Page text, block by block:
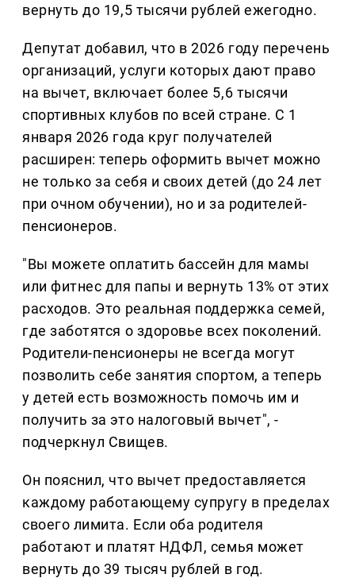
вернуть до 19,5 тысячи рублей ежегодно.
Депутат добавил, что в 2026 году перечень
организаций, услуги которых дают право
на вычет, включает более 5,6 тысячи
спортивных клубов по всей стране. С 1
января 2026 года круг получателей
расширен: теперь оформить вычет можно
не только за себя и своих детей (до 24 лет
при очном обучении), но и за родителей-
пенсионеров.
"Вы можете оплатить бассейн для мамы
или фитнес для папы и вернуть 13% от этих
расходов. Это реальная поддержка семей,
где заботятся о здоровье всех поколений.
Родители-пенсионеры не всегда могут
позволить себе занятия спортом, а теперь
у детей есть возможность помочь им и
получить за это налоговый вычет", -
подчеркнул Свищев.
Он пояснил, что вычет предоставляется
каждому работающему супругу в пределах
своего лимита. Если оба родителя
работают и платят НДФЛ, семья может
вернуть до 39 тысяч рублей в год.